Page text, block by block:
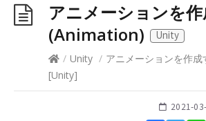
アニメーションを
(Animation)
Unity
/ Unity / アニメーションを作
[Unity]
2021-